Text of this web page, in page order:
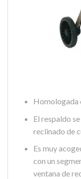
Homologada
El respaldo
reclinado de
Es muy
con un
ventana de